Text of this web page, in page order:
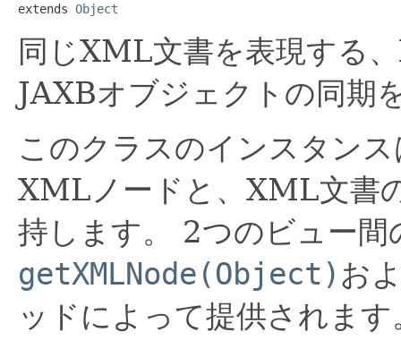
extends Object
同じXML文書を表現する
JAXBオブジェクトの同期
このクラスのインスタン
XMLノードと、XML文書
持します。
2つのビュー間
getXMLNode(Object) お
ッドによって提供されます